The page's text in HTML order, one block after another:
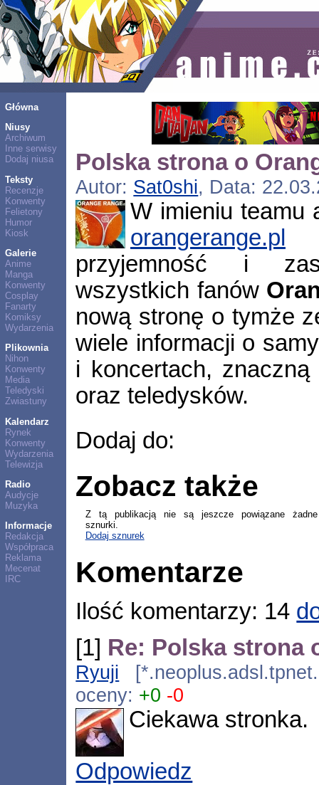
Główna
Niusy
Archiwum
Inne serwisy
Dodaj niusa
Teksty
Recenzje
Konwenty
Felietony
Humor
Kiosk
Galerie
Anime
Manga
Konwenty
Cosplay
Fanarty
Komiksy
Wydarzenia
Plikownia
Nihon
Konwenty
Media
Teledyski
Zwiastuny
Kalendarz
Rynek
Konwenty
Wydarzenia
Telewizja
Radio
Audycje
Muzyka
Informacje
Redakcja
Współpraca
Reklama
Mecenat
IRC
Polska strona o
Autor: Sat0shi, Data:
W imieniu teamu
orangerange.pl
przyjemność i
wszystkich fanów
nową stronę o tymże
wiele informacji o
i koncertach,
oraz teledysków.
Dodaj do:
Zobacz także
Z tą publikacją nie są jeszcze powiązane żadne
sznurki.
Dodaj sznurek
Komentarze
Ilość komentarzy: 14
[1] Re: Polska strona
Ryuji
oceny: +0 -0
Ciekawa stronka.
Odpowiedz